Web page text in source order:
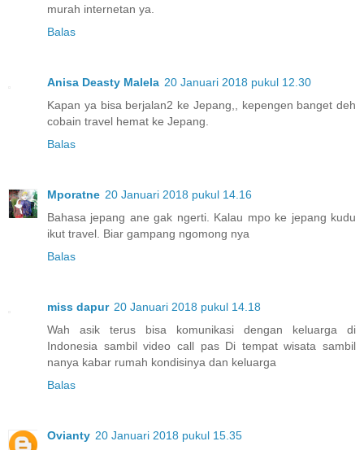
murah internetan ya.
Balas
Anisa Deasty Malela 20 Januari 2018 pukul 12.30
Kapan ya bisa berjalan2 ke Jepang,, kepengen banget deh
cobain travel hemat ke Jepang.
Balas
Mporatne 20 Januari 2018 pukul 14.16
Bahasa jepang ane gak ngerti. Kalau mpo ke jepang kudu
ikut travel. Biar gampang ngomong nya
Balas
miss dapur 20 Januari 2018 pukul 14.18
Wah asik terus bisa komunikasi dengan keluarga di
Indonesia sambil video call pas Di tempat wisata sambil
nanya kabar rumah kondisinya dan keluarga
Balas
Ovianty 20 Januari 2018 pukul 15.35